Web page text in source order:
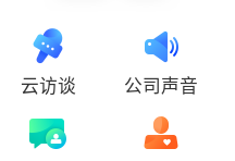
云访谈 公司声音